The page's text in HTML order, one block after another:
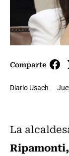
Comparte
Diario Usach
La